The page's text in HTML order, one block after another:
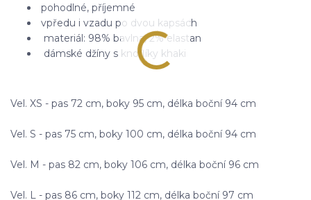
pohodlné, příjemné
vpředu i vzadu po dvou kapsách
materiál: 98% bavlna, 2% elastan
dámské džíny s knoflíky khaki
Vel. XS - pas 72 cm, boky 95 cm, délka boční 94 cm
Vel. S - pas 75 cm, boky 100 cm, délka boční 94 cm
Vel. M - pas 82 cm, boky 106 cm, délka boční 96 cm
Vel. L - pas 86 cm, boky 112 cm, délka boční 97 cm